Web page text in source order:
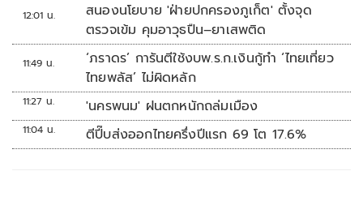
12:01 น.
สนองนโยบาย 'ฝ่ายปกครองภูเก็ต' ตั้งจุด
ตรวจเข้ม คุมอาวุธปืน–ยาเสพติด
11:49 น.
‘ภราดร’ การันตีใช้งบพ.ร.ก.เงินกู้ทำ ‘ไทยเที่ยว
ไทยพลัส’ ไม่ผิดหลัก
11:27 น. 'นครพนม' ฝนตกหนักถล่มเมือง
11:04 น. ตีปี๊บส่งออกไทยครึ่งปีแรก 69 โต 17.6%